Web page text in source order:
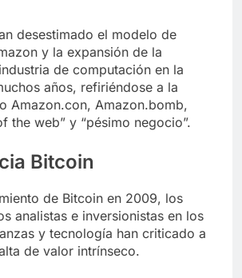
desestimado el modelo de
y la expansión de la
de computación en la
años, refiriéndose a la
Amazon.con, Amazon.bomb,
the web” y “pésimo negocio”.
Bitcoin
de Bitcoin en 2009, los
analistas e inversionistas en los
y tecnología han criticado a
de valor intrínseco.